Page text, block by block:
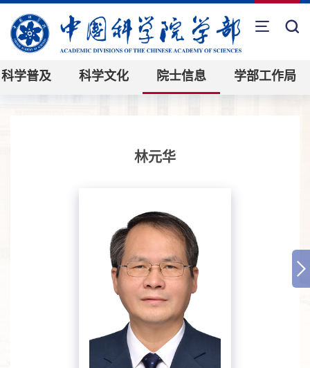
科学普及 科学文化 院士信息 学部工作局
林元华